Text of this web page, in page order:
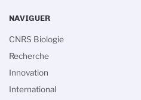
NAVIGUER
CNRS Biologie
Recherche
Innovation
International